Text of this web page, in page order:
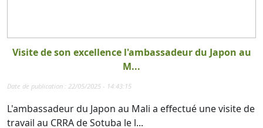
Visite de son excellence l'ambassadeur du Japon au
M...
Date de publication : 22/05/2025 - 14:43:15
L'ambassadeur du Japon au Mali a effectué une visite de
travail au CRRA de Sotuba le l...